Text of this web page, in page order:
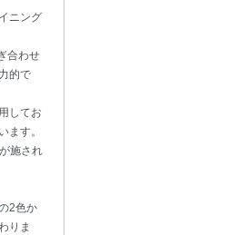
ニング
合わせ
的で
してお
ます。
施され
2色か
りま